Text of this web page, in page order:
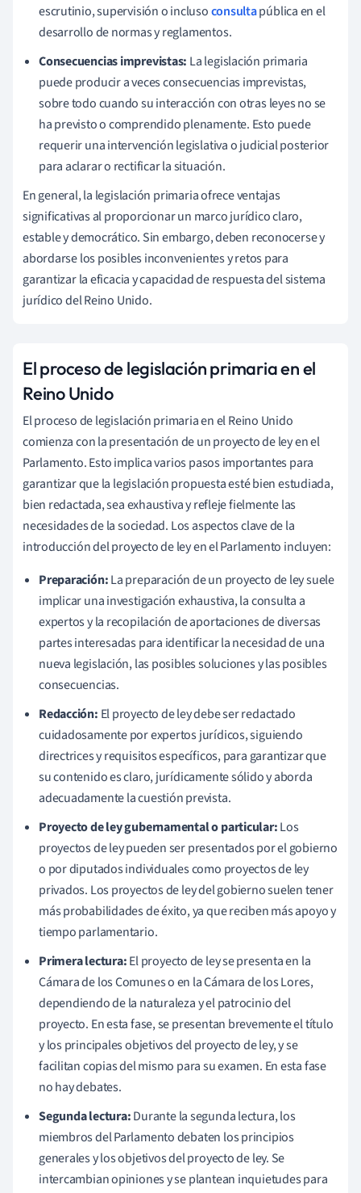
escrutinio, supervisión o inclusoconsultapública en el
desarrollo de normas y reglamentos.
Consecuencias imprevistas: La legislación primaria
puede producir a veces consecuencias imprevistas,
sobre todo cuando su interacción con otras leyes no se
ha previsto o comprendido plenamente. Esto puede
requerir una intervención legislativa o judicial posterior
para aclarar o rectificar la situación.
En general, la legislación primaria ofrece ventajas
significativas al proporcionar un marco jurídico claro,
estable y democrático. Sin embargo, deben reconocerse y
abordarse los posibles inconvenientes y retos para
garantizar la eficacia y capacidad de respuesta del sistema
jurídico del Reino Unido.
El proceso de legislación primaria en el
Reino Unido
El proceso de legislación primaria en el Reino Unido
comienza con la presentación de un proyecto de ley en el
Parlamento. Esto implica varios pasos importantes para
garantizar que la legislación propuesta esté bien estudiada,
bien redactada, sea exhaustiva y refleje fielmente las
necesidades de la sociedad. Los aspectos clave de la
introducción del proyecto de ley en el Parlamento incluyen:
Preparación:La preparación de un proyecto de ley suele
implicar una investigación exhaustiva, la consulta a
expertos y la recopilación de aportaciones de diversas
partes interesadas para identificar la necesidad de una
nueva legislación, las posibles soluciones y las posibles
consecuencias.
Redacción: El proyecto de ley debe ser redactado
cuidadosamente por expertos jurídicos, siguiendo
directrices y requisitos específicos, para garantizar que
su contenido es claro, jurídicamente sólido y aborda
adecuadamente la cuestión prevista.
Proyecto de ley gubernamental o particular:Los
proyectos de ley pueden ser presentados por el gobierno
o por diputados individuales como proyectos de ley
privados. Los proyectos de ley del gobierno suelen tener
más probabilidades de éxito, ya que reciben más apoyo y
tiempo parlamentario.
Primera lectura:El proyecto de ley se presenta en la
Cámara de los Comunes o en la Cámara de los Lores,
dependiendo de la naturaleza y el patrocinio del
proyecto. En esta fase, se presentan brevemente el título
y los principales objetivos del proyecto de ley, y se
facilitan copias del mismo para su examen. En esta fase
no hay debates.
Segunda lectura:Durante la segunda lectura, los
miembros del Parlamento debaten los principios
generales y los objetivos del proyecto de ley. Se
intercambian opiniones y se plantean inquietudes para